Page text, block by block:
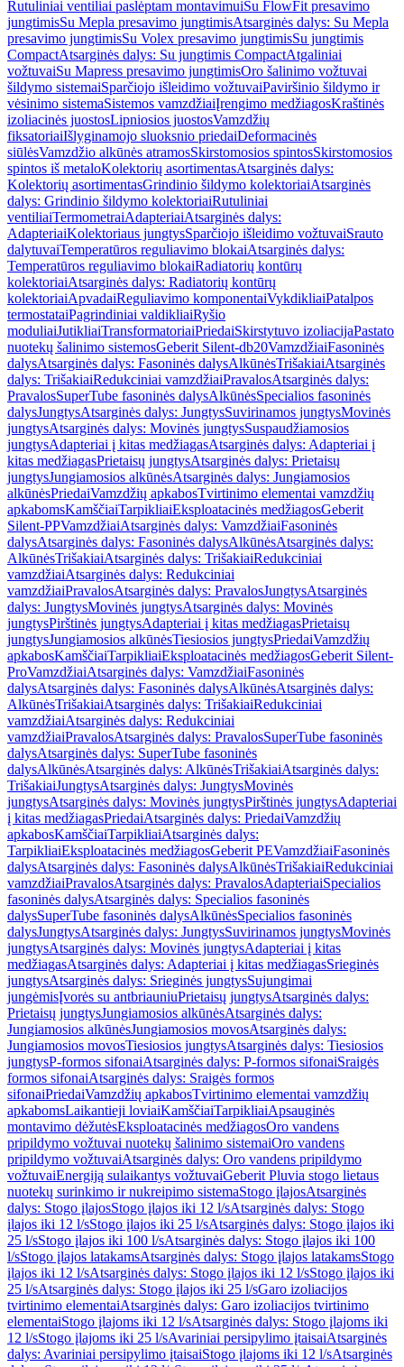
Rutuliniai ventiliai paslėptam montavimuiSu FlowFit presavimo
jungtimisSu Mepla presavimo jungtimisAtsarginės dalys: Su Mepla
presavimo jungtimisSu Volex presavimo jungtimisSu jungtimis
CompactAtsarginės dalys: Su jungtimis CompactAtgaliniai
vožtuvaiSu Mapress presavimo jungtimisOro šalinimo vožtuvai
šildymo sistemaiSparčiojo išleidimo vožtuvaiPaviršinio šildymo ir
vėsinimo sistemaSistemos vamzdžiaiĮrengimo medžiagosKraštinės
izoliacinės juostosLipniosios juostosVamzdžių
fiksatoriaiIšlyginamojo sluoksnio priedaiDeformacinės
siūlėsVamzdžio alkūnės atramosSkirstomosios spintosSkirstomosios
spintos iš metaloKolektorių asortimentasAtsarginės dalys:
Kolektorių asortimentasGrindinio šildymo kolektoriaiAtsarginės
dalys: Grindinio šildymo kolektoriaiRutuliniai
ventiliaiTermometraiAdapteriaiAtsarginės dalys:
AdapteriaiKolektoriaus jungtysSparčiojo išleidimo vožtuvaiSrauto
dalytuvaiTemperatūros reguliavimo blokaiAtsarginės dalys:
Temperatūros reguliavimo blokaiRadiatorių kontūrų
kolektoriaiAtsarginės dalys: Radiatorių kontūrų
kolektoriaiApvadaiReguliavimo komponentaiVykdikliaiPatalpos
termostataiPagrindiniai valdikliaiRyšio
moduliaiJutikliaiTransformatoriaiPriedaiSkirstytuvo izoliacijaPastato
nuotekų šalinimo sistemosGeberit Silent-db20VamzdžiaiFasoninės
dalysAtsarginės dalys: Fasoninės dalysAlkūnėsTrišakiaiAtsarginės
dalys: TrišakiaiRedukciniai vamzdžiaiPravalosAtsarginės dalys:
PravalosSuperTube fasoninės dalysAlkūnėsSpecialios fasoninės
dalysJungtysAtsarginės dalys: JungtysSuvirinamos jungtysMovinės
jungtysAtsarginės dalys: Movinės jungtysSuspaudžiamosios
jungtysAdapteriai į kitas medžiagasAtsarginės dalys: Adapteriai į
kitas medžiagasPrietaisų jungtysAtsarginės dalys: Prietaisų
jungtysJungiamosios alkūnėsAtsarginės dalys: Jungiamosios
alkūnėsPriedaiVamzdžių apkabosTvirtinimo elementai vamzdžių
apkabomsKamščiaiTarpikliaiEksploatacinės medžiagosGeberit
Silent-PPVamzdžiaiAtsarginės dalys: VamzdžiaiFasoninės
dalysAtsarginės dalys: Fasoninės dalysAlkūnėsAtsarginės dalys:
AlkūnėsTrišakiaiAtsarginės dalys: TrišakiaiRedukciniai
vamzdžiaiAtsarginės dalys: Redukciniai
vamzdžiaiPravalosAtsarginės dalys: PravalosJungtysAtsarginės
dalys: JungtysMovinės jungtysAtsarginės dalys: Movinės
jungtysPirštinės jungtysAdapteriai į kitas medžiagasPrietaisų
jungtysJungiamosios alkūnėsTiesiosios jungtysPriedaiVamzdžių
apkabosKamščiaiTarpikliaiEksploatacinės medžiagosGeberit Silent-
ProVamzdžiaiAtsarginės dalys: VamzdžiaiFasoninės
dalysAtsarginės dalys: Fasoninės dalysAlkūnėsAtsarginės dalys:
AlkūnėsTrišakiaiAtsarginės dalys: TrišakiaiRedukciniai
vamzdžiaiAtsarginės dalys: Redukciniai
vamzdžiaiPravalosAtsarginės dalys: PravalosSuperTube fasoninės
dalysAtsarginės dalys: SuperTube fasoninės
dalysAlkūnėsAtsarginės dalys: AlkūnėsTrišakiaiAtsarginės dalys:
TrišakiaiJungtysAtsarginės dalys: JungtysMovinės
jungtysAtsarginės dalys: Movinės jungtysPirštinės jungtysAdapteriai
į kitas medžiagasPriedaiAtsarginės dalys: PriedaiVamzdžių
apkabosKamščiaiTarpikliaiAtsarginės dalys:
TarpikliaiEksploatacinės medžiagosGeberit PEVamzdžiaiFasoninės
dalysAtsarginės dalys: Fasoninės dalysAlkūnėsTrišakiaiRedukciniai
vamzdžiaiPravalosAtsarginės dalys: PravalosAdapteriaiSpecialios
fasoninės dalysAtsarginės dalys: Specialios fasoninės
dalysSuperTube fasoninės dalysAlkūnėsSpecialios fasoninės
dalysJungtysAtsarginės dalys: JungtysSuvirinamos jungtysMovinės
jungtysAtsarginės dalys: Movinės jungtysAdapteriai į kitas
medžiagasAtsarginės dalys: Adapteriai į kitas medžiagasSrieginės
jungtysAtsarginės dalys: Srieginės jungtysSujungimai
jungėmisĮvorės su antbriauniuPrietaisų jungtysAtsarginės dalys:
Prietaisų jungtysJungiamosios alkūnėsAtsarginės dalys:
Jungiamosios alkūnėsJungiamosios movosAtsarginės dalys:
Jungiamosios movosTiesiosios jungtysAtsarginės dalys: Tiesiosios
jungtysP-formos sifonaiAtsarginės dalys: P-formos sifonaiSraigės
formos sifonaiAtsarginės dalys: Sraigės formos
sifonaiPriedaiVamzdžių apkabosTvirtinimo elementai vamzdžių
apkabomsLaikantieji loviaiKamščiaiTarpikliaiApsauginės
montavimo dėžutėsEksploatacinės medžiagosOro vandens
pripildymo vožtuvai nuotekų šalinimo sistemaiOro vandens
pripildymo vožtuvaiAtsarginės dalys: Oro vandens pripildymo
vožtuvaiEnergiją sulaikantys vožtuvaiGeberit Pluvia stogo lietaus
nuotekų surinkimo ir nukreipimo sistemaStogo įlajosAtsarginės
dalys: Stogo įlajosStogo įlajos iki 12 l/sAtsarginės dalys: Stogo
įlajos iki 12 l/sStogo įlajos iki 25 l/sAtsarginės dalys: Stogo įlajos iki
25 l/sStogo įlajos iki 100 l/sAtsarginės dalys: Stogo įlajos iki 100
l/sStogo įlajos latakamsAtsarginės dalys: Stogo įlajos latakamsStogo
įlajos iki 12 l/sAtsarginės dalys: Stogo įlajos iki 12 l/sStogo įlajos iki
25 l/sAtsarginės dalys: Stogo įlajos iki 25 l/sGaro izoliacijos
tvirtinimo elementaiAtsarginės dalys: Garo izoliacijos tvirtinimo
elementaiStogo įlajoms iki 12 l/sAtsarginės dalys: Stogo įlajoms iki
12 l/sStogo įlajoms iki 25 l/sAvariniai persipylimo įtaisaiAtsarginės
dalys: Avariniai persipylimo įtaisaiStogo įlajoms iki 12 l/sAtsarginės